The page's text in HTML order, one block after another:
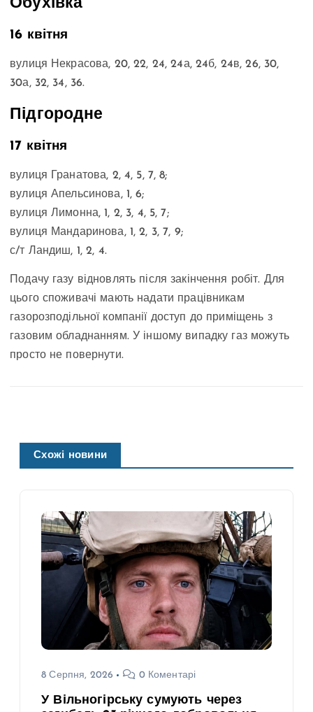
Обухівка
16 квітня
вулиця Некрасова, 20, 22, 24, 24а, 24б, 24в, 26, 30,
30а, 32, 34, 36.
Підгородне
17 квітня
вулиця Гранатова, 2, 4, 5, 7, 8;
вулиця Апельсинова, 1, 6;
вулиця Лимонна, 1, 2, 3, 4, 5, 7;
вулиця Мандаринова, 1, 2, 3, 7, 9;
с/т Ландиш, 1, 2, 4.
Подачу газу відновлять після закінчення робіт. Для
цього споживачі мають надати працівникам
газорозподільної компанії доступ до приміщень з
газовим обладнанням. У іншому випадку газ можуть
просто не повернути.
Схожі новини
8 Серпня, 2026 0 Коментарі
У Вільногірську сумують через